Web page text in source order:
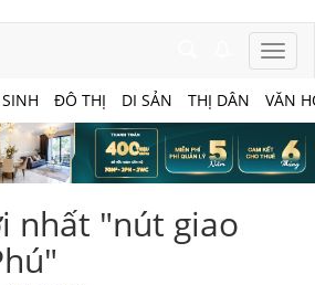
ĐÔ THỊ DI SẢN THỊ DÂN VĂN
nhất "nút giao